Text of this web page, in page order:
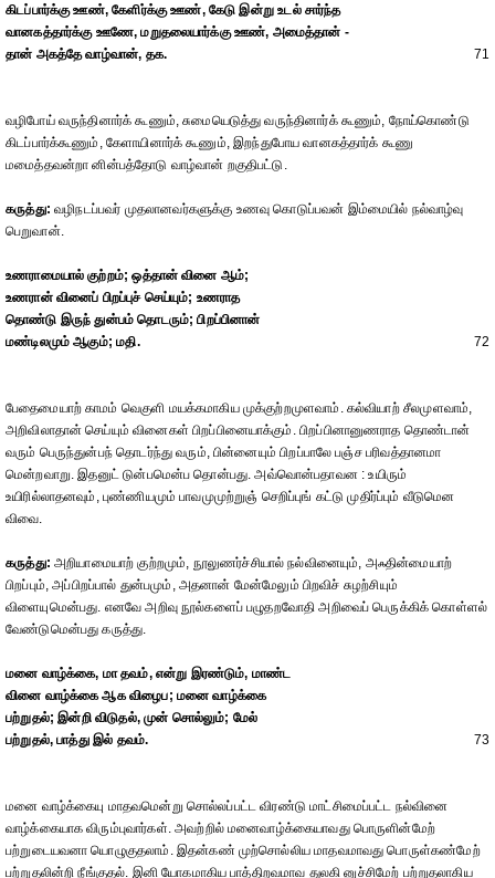
கிடப்பார்க்கு ஊண், கேளிர்க்கு ஊண், கேடு இன்று உடல் சார்ந்த
வானகத்தார்க்கு ஊணே, மறுதலையார்க்கு ஊண், அமைத்தான் -
தான் அகத்தே வாழ்வான், தக.
71
வழிபோய் வருந்தினார்க் கூணும், சுமையெடுத்து வருந்தினார்க் கூணும், நோய்கொண்டு
கிடப்பார்க்கூணும், கேளாயினார்க் கூணும், இறந்துபோய வானகத்தார்க் கூணு
மமைத்தவன்றா னின்பத்தோடு வாழ்வான் றகுதிபட்டு.
கருத்து: வழிநடப்பவர் முதலானவர்களுக்கு உணவு கொடுப்பவன் இம்மையில் நல்வாழ்வு
பெறுவான்.
உணராமையால் குற்றம்; ஒத்தான் வினை ஆம்;
உணரான் வினைப் பிறப்புச் செய்யும்; உணராத
தொண்டு இருந் துன்பம் தொடரும்; பிறப்பினான்
மண்டிலமும் ஆகும்; மதி.
72
பேதைமையாற் காமம் வெகுளி மயக்கமாகிய முக்குற்றமுளவாம். கல்வியாற் சீலமுளவாம்,
அறிவிலாதான் செய்யும் வினைகள் பிறப்பினையாக்கும். பிறப்பினானுணராத தொண்டான்
வரும் பெருந்துன்பந் தொடர்ந்து வரும், பின்னையும் பிறப்பாலே பஞ்ச பரிவத்தானமா
மென்றவாறு. இதனுட் டுன்பமென்ப தொன்பது. அவ்வொன்பதாவன : உயிரும்
உயிரில்லாதனவும், புண்ணியமும் பாவமுமுற்றுஞ் செறிப்புங் கட்டு முதிர்ப்பும் வீடுமென
விவை.
கருத்து: அறியாமையாற் குற்றமும், நூலுணர்ச்சியால் நல்வினையும், அஃதின்மையாற்
பிறப்பும், அப்பிறப்பால் துன்பமும், அதனான் மேன்மேலும் பிறவிச் சுழற்சியும்
விளையுமென்பது. எனவே அறிவு நூல்களைப் பழுதறவோதி அறிவைப் பெருக்கிக் கொள்ளல்
வேண்டுமென்பது கருத்து.
மனை வாழ்க்கை, மா தவம், என்று இரண்டும், மாண்ட
வினை வாழ்க்கை ஆக விழைப; மனை வாழ்க்கை
பற்றுதல்; இன்றி விடுதல், முன் சொல்லும்; மேல்
பற்றுதல், பாத்து இல் தவம்.
73
மனை வாழ்க்கையு மாதவமென்று சொல்லப்பட்ட விரண்டு மாட்சிமைப்பட்ட நல்வினை
வாழ்க்கையாக விரும்புவார்கள். அவற்றில் மனைவாழ்க்கையாவது பொருளின்மேற்
பற்றுடையவனா யொழுகுதலாம். இதன்கண் முற்சொல்லிய மாதவமாவது பொருள்கண்மேற்
பற்றுதலின்றி நீங்குதல். இனி யோகமாகிய பாத்திறவமாவ துலகி னுச்சிமேற் பற்றுதலாகிய